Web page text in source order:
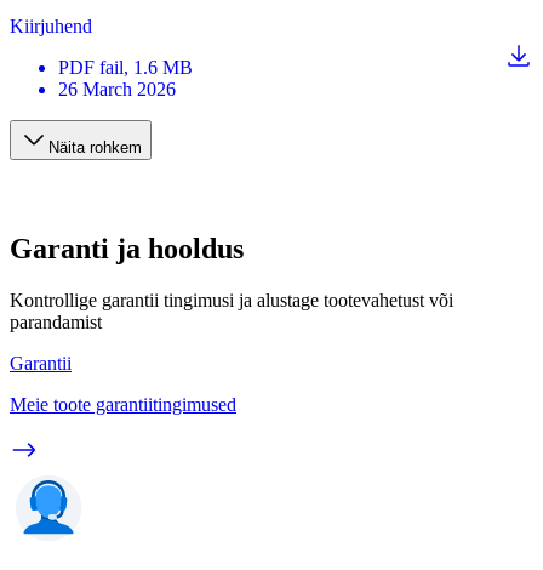
Kiirjuhend
PDF fail, 1.6 MB
26 March 2026
Näita rohkem
Garanti ja hooldus
Kontrollige garantii tingimusi ja alustage tootevahetust või
parandamist
Garantii
Meie toote garantiitingimused